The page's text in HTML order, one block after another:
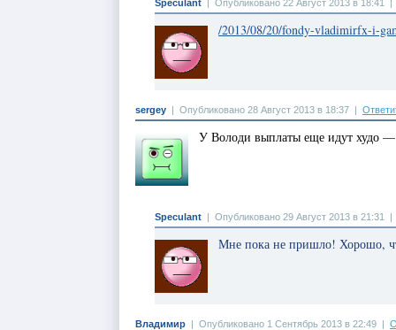
Speculant | Опубликовано 22 Август 2013 в 18:41
/2013/08/20/fondy-vladimirfx-i-
sergey | Опубликовано 28 Август 2013 в 18:37 |
У Володи выплаты еще идут худо
Speculant | Опубликовано 29 Август 2013 в 21:31
Мне пока не пришло! Хорошо,
Владимир | Опубликовано 1 Сентябрь 2013 в 22:49 |